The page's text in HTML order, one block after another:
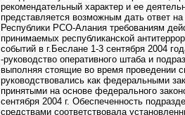
рекомендательный характер и ее
представляется возможным дать ответ
Республики РСО-Алания требованиям
принимаемых республиканской
событий в г.Беслане 1-3 сентября 2004
-руководство оперативного штаба и
выполняя стоящие во время проведении
руководствовались как федеральными
принятыми на основе федерального
сентября 2004 г. Обеспеченность
средствами соответствовала